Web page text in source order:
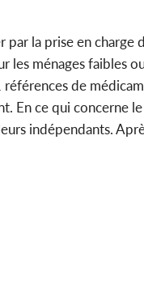
la prise en charge
ménages faibles
de
En ce qui concerne
indépendants.